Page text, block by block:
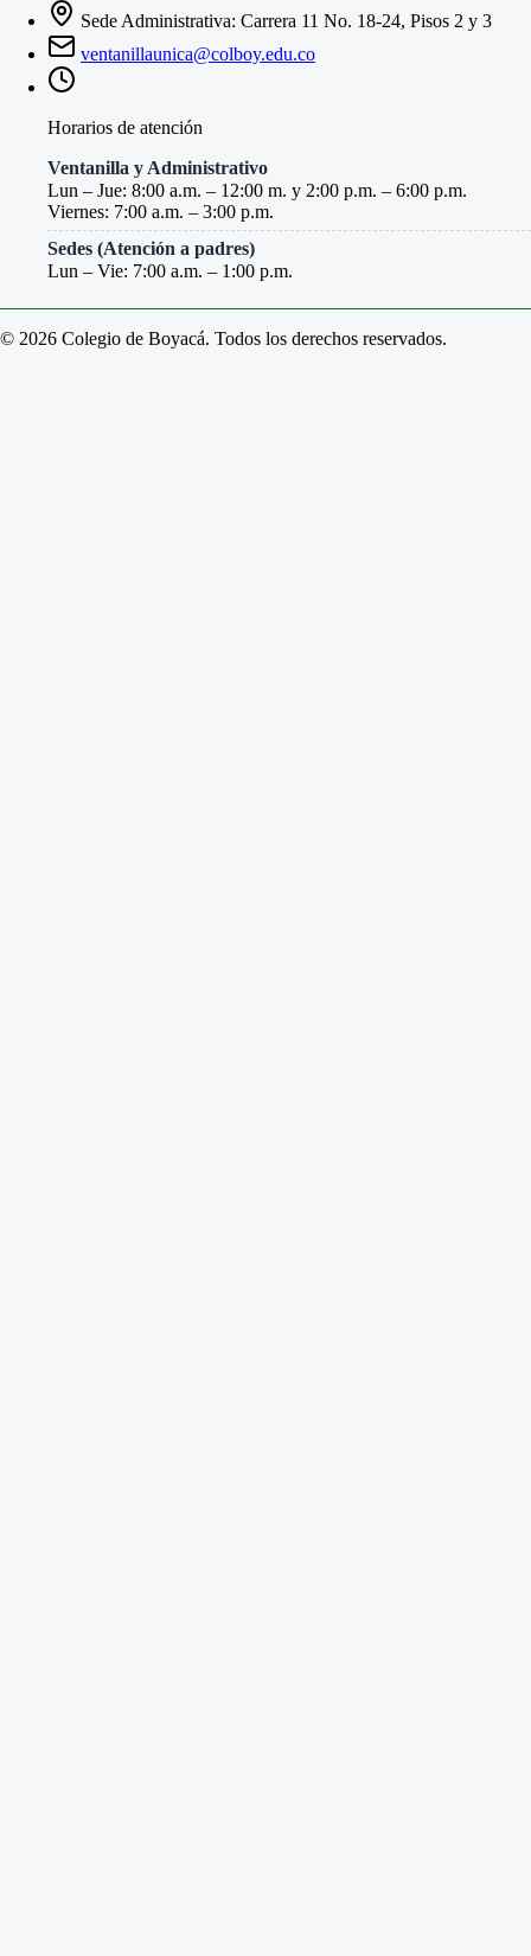
Sede Administrativa: Carrera 11 No. 18-24, Pisos 2 y 3
ventanillaunica@colboy.edu.co
Horarios de atención
Ventanilla y Administrativo
Lun – Jue: 8:00 a.m. – 12:00 m. y 2:00 p.m. – 6:00 p.m.
Viernes: 7:00 a.m. – 3:00 p.m.
Sedes (Atención a padres)
Lun – Vie: 7:00 a.m. – 1:00 p.m.
© 2026 Colegio de Boyacá. Todos los derechos reservados.